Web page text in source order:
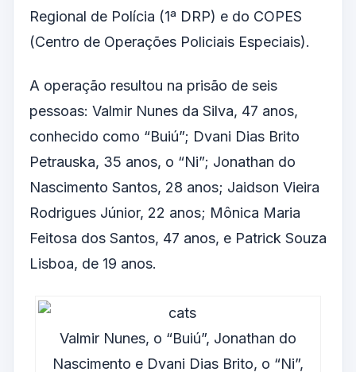
Regional de Polícia (1ª DRP) e do COPES
(Centro de Operações Policiais Especiais).
A operação resultou na prisão de seis
pessoas: Valmir Nunes da Silva, 47 anos,
conhecido como “Buiú”; Dvani Dias Brito
Petrauska, 35 anos, o “Ni”; Jonathan do
Nascimento Santos, 28 anos; Jaidson Vieira
Rodrigues Júnior, 22 anos; Mônica Maria
Feitosa dos Santos, 47 anos, e Patrick Souza
Lisboa, de 19 anos.
Valmir Nunes, o “Buiú”, Jonathan do
Nascimento e Dvani Dias Brito, o “Ni”,